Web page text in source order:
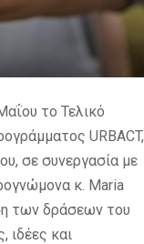
το Τελικό
URBACT,
σε συνεργασία με
κ. Maria
των δράσεων του
ιδέες και